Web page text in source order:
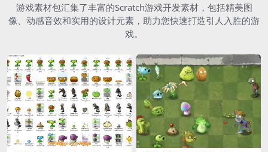
游戏素材包汇集了丰富的Scratch游戏开发素材，包括精美图
像、动感音效和实用的设计元素，助力您快速打造引人入胜的游
戏。